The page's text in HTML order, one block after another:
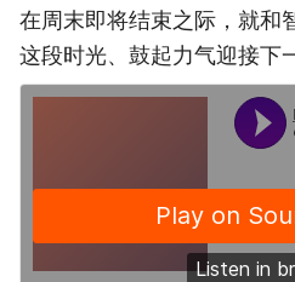
在周末即将结束之际，就和
这段时光、鼓起力气迎接下